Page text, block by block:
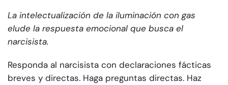
La intelectualización de la iluminación con gas
elude la respuesta emocional que busca el
narcisista.
Responda al narcisista con declaraciones fácticas
breves y directas. Haga preguntas directas. Haz